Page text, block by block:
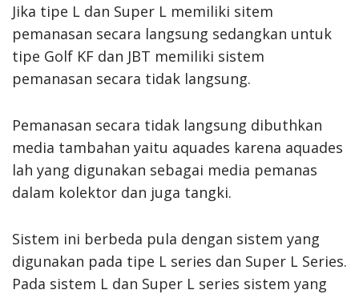
Jika tipe L dan Super L memiliki sitem
pemanasan secara langsung sedangkan untuk
tipe Golf KF dan JBT memiliki sistem
pemanasan secara tidak langsung.
Pemanasan secara tidak langsung dibuthkan
media tambahan yaitu aquades karena aquades
lah yang digunakan sebagai media pemanas
dalam kolektor dan juga tangki.
Sistem ini berbeda pula dengan sistem yang
digunakan pada tipe L series dan Super L Series.
Pada sistem L dan Super L series sistem yang